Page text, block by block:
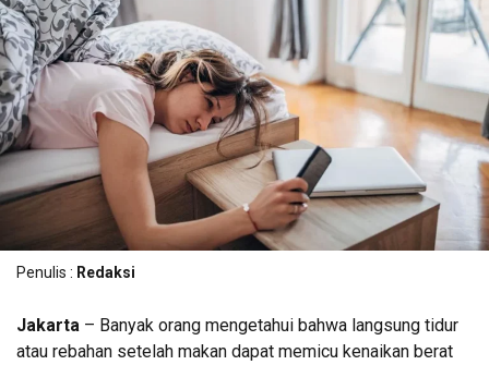
Penulis : Redaksi
Jakarta – Banyak orang mengetahui bahwa langsung tidur
atau rebahan setelah makan dapat memicu kenaikan berat